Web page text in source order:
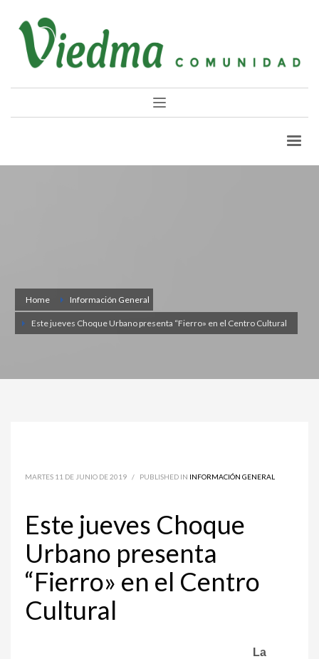
Home Información General
Este jueves Choque Urbano presenta “Fierro» en el Centro Cultural
MARTES 11 DE JUNIO DE 2019 / PUBLISHED IN INFORMACIÓN GENERAL
Este jueves Choque
Urbano presenta
“Fierro» en el Centro
Cultural
La